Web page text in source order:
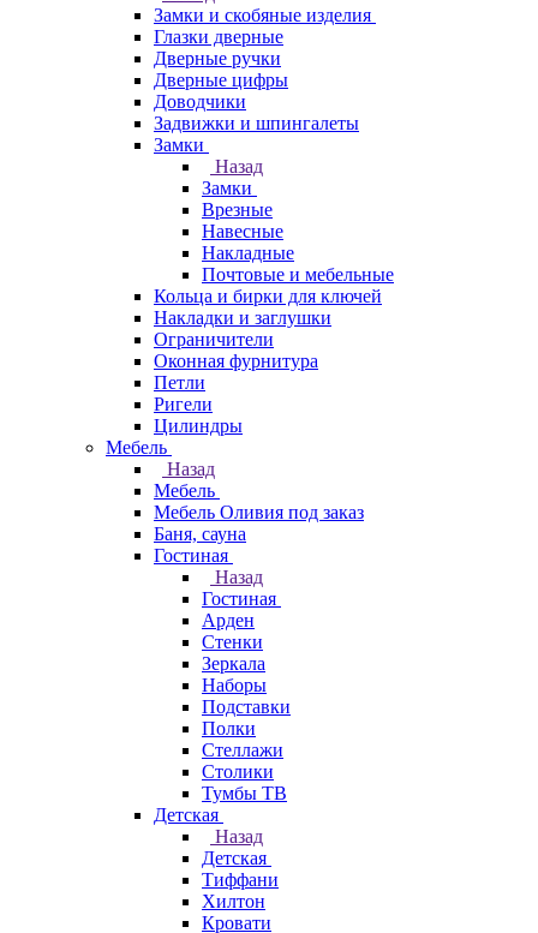
Замки и скобяные изделия
Глазки дверные
Дверные ручки
Дверные цифры
Доводчики
Задвижки и шпингалеты
Замки
Назад
Замки
Врезные
Навесные
Накладные
Почтовые и мебельные
Кольца и бирки для ключей
Накладки и заглушки
Ограничители
Оконная фурнитура
Петли
Ригели
Цилиндры
Мебель
Назад
Мебель
Мебель Оливия под заказ
Баня, сауна
Гостиная
Назад
Гостиная
Арден
Стенки
Зеркала
Наборы
Подставки
Полки
Стеллажи
Столики
Тумбы ТВ
Детская
Назад
Детская
Тиффани
Хилтон
Кровати